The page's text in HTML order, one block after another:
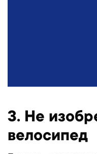
3. Не
велосипед